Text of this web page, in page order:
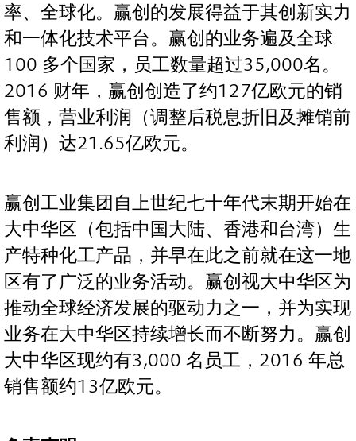
率、全球化。赢创的发展得益于其创新实力
和一体化技术平台。赢创的业务遍及全球
100 多个国家，员工数量超过35,000名。
2016 财年，赢创创造了约127亿欧元的销
售额，营业利润（调整后税息折旧及摊销前
利润）达21.65亿欧元。
赢创工业集团自上世纪七十年代末期开始在
大中华区（包括中国大陆、香港和台湾）生
产特种化工产品，并早在此之前就在这一地
区有了广泛的业务活动。赢创视大中华区为
推动全球经济发展的驱动力之一，并为实现
业务在大中华区持续增长而不断努力。赢创
大中华区现约有3,000 名员工，2016 年总
销售额约13亿欧元。